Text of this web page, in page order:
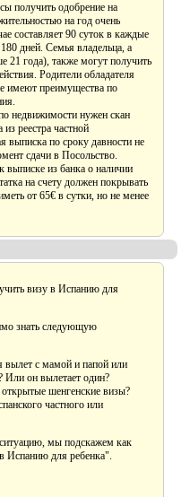
получить одобрение на
на год очень
составляет 90 суток в каждые
дней. Семья владельца, а
21 года), также могут получить
Родители обладателя
имеют преимущества по
недвижимости нужен скан
реестра частной
выписка по сроку давности не
сдачи в Посольство.
выписке из банка о наличии
на счету должен покрывать
от 65€ в сутки, но не менее
визу в Испанию для
знать следующую
вылет с мамой и папой или
Или он вылетает один?
открытые шенгенские визы?
частного или
мы подскажем как
Испанию для ребенка".